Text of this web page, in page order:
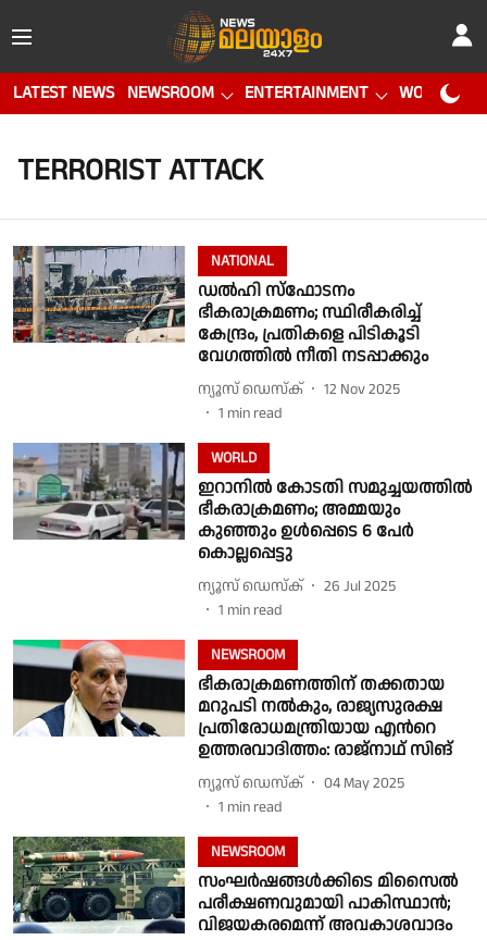
LATEST NEWS NEWSROOM ENTERTAINMENT WORLD CUP
TERRORIST ATTACK
NATIONAL
ഡൽഹി സ്ഫോടനം
ഭീകരാക്രമണം; സ്ഥിരീകരിച്ച്
കേന്ദ്രം, പ്രതികളെ പിടികൂടി
വേഗത്തില്‍ നീതി നടപ്പാക്കും
ന്യൂസ് ഡെസ്ക്
12 Nov 2025
1 min read
WORLD
ഇറാനില്‍ കോടതി സമുച്ചയത്തില്‍
ഭീകരാക്രമണം; അമ്മയും
കുഞ്ഞും ഉൾപ്പെടെ 6 പേർ
കൊല്ലപ്പെട്ടു
ന്യൂസ് ഡെസ്ക്
26 Jul 2025
1 min read
NEWSROOM
ഭീകരാക്രമണത്തിന് തക്കതായ
മറുപടി നൽകും, രാജ്യസുരക്ഷ
പ്രതിരോധമന്ത്രിയായ എന്‍റെ
ഉത്തരവാദിത്തം: രാജ്‌നാഥ് സിങ്
ന്യൂസ് ഡെസ്ക്
04 May 2025
1 min read
NEWSROOM
സംഘര്‍ഷങ്ങള്‍ക്കിടെ മിസൈൽ
പരീക്ഷണവുമായി പാകിസ്ഥാന്‍;
വിജയകരമെന്ന് അവകാശവാദം